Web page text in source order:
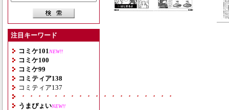
注目キーワード
コミケ101 NEW!!
コミケ100
コミケ99
コミティア138
コミティア137
・・・・・・・・・・・・・・・・・・・
うまぴょいNEW!!